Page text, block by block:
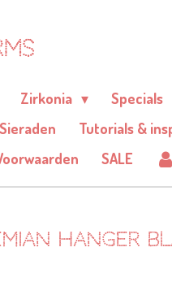
Zirkonia Specials
Sieraden Tutorials &
SALE
hanger